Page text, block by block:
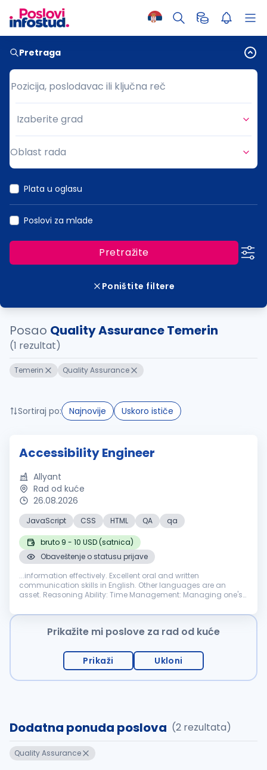
Pretraga
Pozicija, poslodavac ili ključna reč
Pozicija, poslodavac ili ključna reč
Grad
Izaberite grad
Oblast rada
Plata u oglasu
Poslovi za mlade
Pretražite
Poništite filtere
Posao Quality Assurance Temerin
(1 rezultat)
Temerin Quality Assurance
Sortiraj po: Najnovije Uskoro ističe
Accessibility Engineer
Allyant
Rad od kuće
26.08.2026
JavaScript CSS HTML QA qa
bruto 9 - 10 USD (satnica)
Obaveštenje o statusu prijave
...information effectively. Excellent oral and written
communication skills in English. Other languages are an
asset. Reasoning Ability: Time Management: Managing one's
meet deadlines. Ability...
Prikažite mi poslove za rad od kuće
Prikaži Ukloni
Dodatna ponuda poslova (2 rezultata)
Quality Assurance